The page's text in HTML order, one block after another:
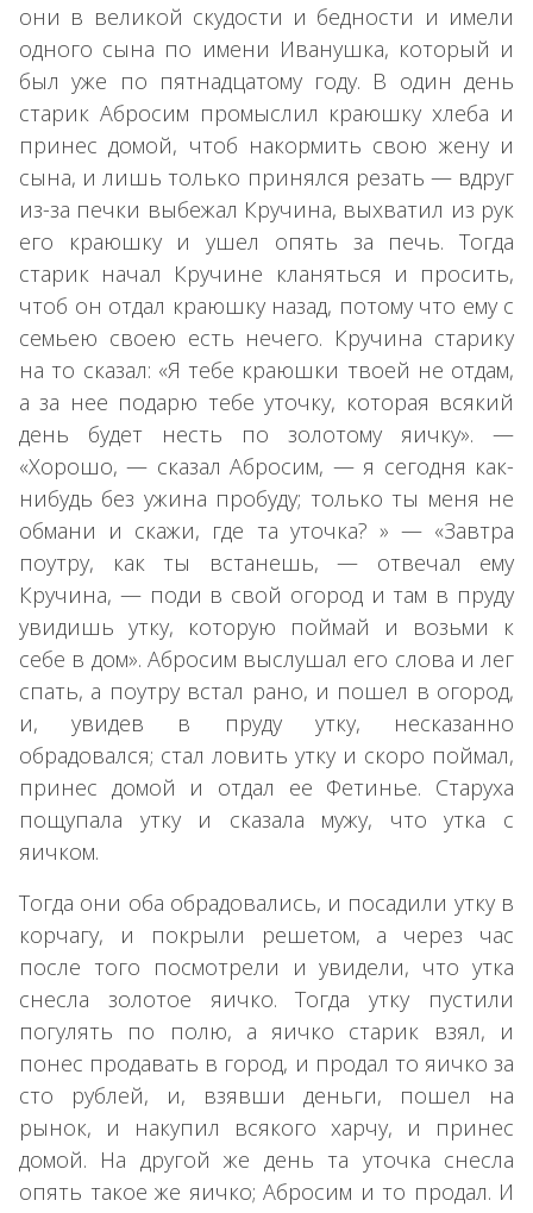
они в великой скудости и бедности и имели
одного сына по имени Иванушка, который и
был уже по пятнадцатому году. В один день
старик Абросим промыслил краюшку хлеба и
принес домой, чтоб накормить свою жену и
сына, и лишь только принялся резать — вдруг
из-за печки выбежал Кручина, выхватил из рук
его краюшку и ушел опять за печь. Тогда
старик начал Кручине кланяться и просить,
чтоб он отдал краюшку назад, потому что ему с
семьею своею есть нечего. Кручина старику
на то сказал: «Я тебе краюшки твоей не отдам,
а за нее подарю тебе уточку, которая всякий
день будет несть по золотому яичку». —
«Хорошо, — сказал Абросим, — я сегодня как-
нибудь без ужина пробуду; только ты меня не
обмани и скажи, где та уточка? » — «Завтра
поутру, как ты встанешь, — отвечал ему
Кручина, — поди в свой огород и там в пруду
увидишь утку, которую поймай и возьми к
себе в дом». Абросим выслушал его слова и лег
спать, а поутру встал рано, и пошел в огород,
и, увидев в пруду утку, несказанно
обрадовался; стал ловить утку и скоро поймал,
принес домой и отдал ее Фетинье. Старуха
пощупала утку и сказала мужу, что утка с
яичком.
Тогда они оба обрадовались, и посадили утку в
корчагу, и покрыли решетом, а через час
после того посмотрели и увидели, что утка
снесла золотое яичко. Тогда утку пустили
погулять по полю, а яичко старик взял, и
понес продавать в город, и продал то яичко за
сто рублей, и, взявши деньги, пошел на
рынок, и накупил всякого харчу, и принес
домой. На другой же день та уточка снесла
опять такое же яичко; Абросим и то продал. И
×